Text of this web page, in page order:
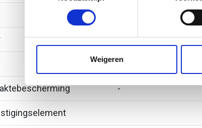
toestemming op elk moment wijzigen of
websiteverkeer te analyseren. Ook delen we
media, adverteren en analyse. Deze partners
Weigeren
Nee
Nee
-